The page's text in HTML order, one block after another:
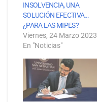
INSOLVENCIA, UNA
SOLUCIÓN EFECTIVA…
¿PARA LAS MIPES?
Viernes, 24 Marzo 2023
En "Noticias"